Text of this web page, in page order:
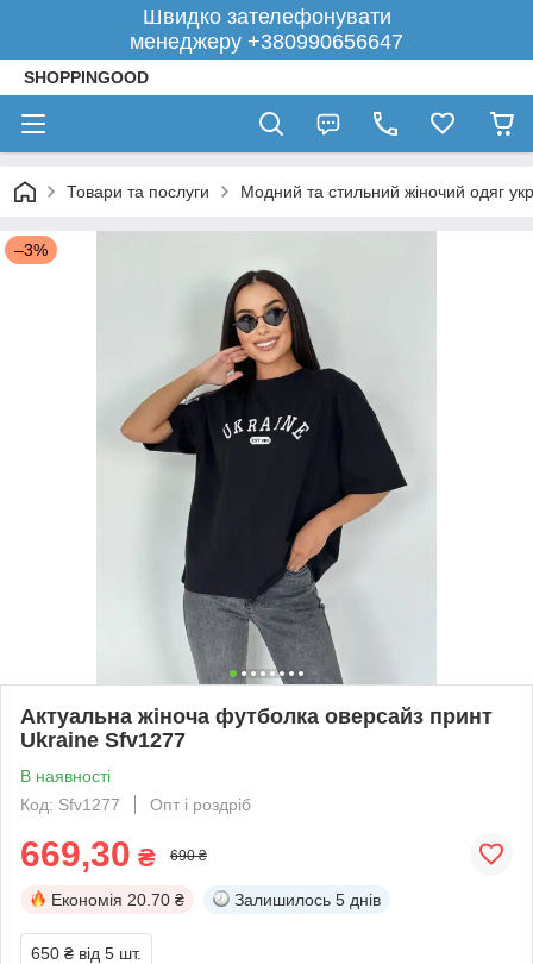
Швидко зателефонувати
менеджеру +380990656647
SHOPPINGOOD
Товари та послуги Модний та стильний жіночий одяг
–3%
Актуальна жіноча футболка оверсайз принт
Ukraine Sfv1277
В наявності
Код: Sfv1277
Опт і роздріб
669,30 ₴ 690 ₴
Економія 20.70 ₴ Залишилось 5 днів
650 ₴ від 5 шт.